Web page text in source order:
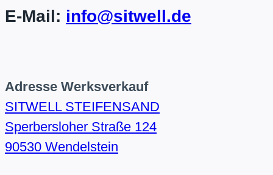
E-Mail: info@sitwell.de
Adresse Werksverkauf
SITWELL STEIFENSAND
Sperbersloher Straße 124
90530 Wendelstein